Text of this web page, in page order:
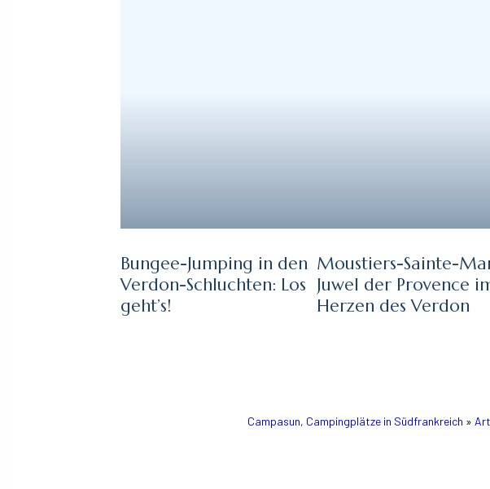
Bungee-Jumping in den
Verdon-Schluchten: Los
geht’s!
Moustiers-Sainte-
Juwel der Provence
Herzen des Verdon
Campasun, Campingplätze in Südfrankreich »